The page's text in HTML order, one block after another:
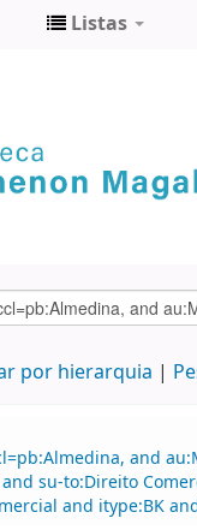
Listas
por hierarquia
and
su-to:Direito
and itype:BK